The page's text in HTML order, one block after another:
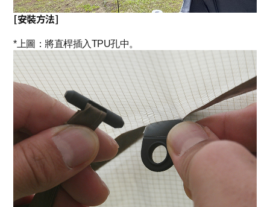
[安裝方法]
*上圖：將直桿插入TPU孔中。